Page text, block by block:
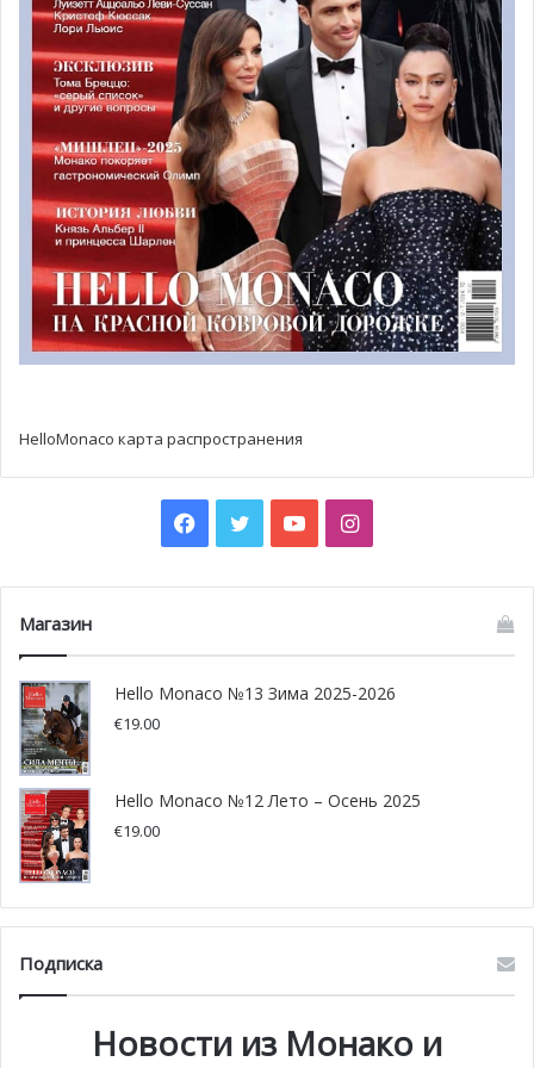
HelloMonaco карта распространения
Facebook
TwitterYouTubeInstagram
Магазин
Hello Monaco №13 Зима 2025-2026
€19.00
Hello Monaco №12 Лето – Осень 2025
€19.00
Подписка
Новости из Монако и